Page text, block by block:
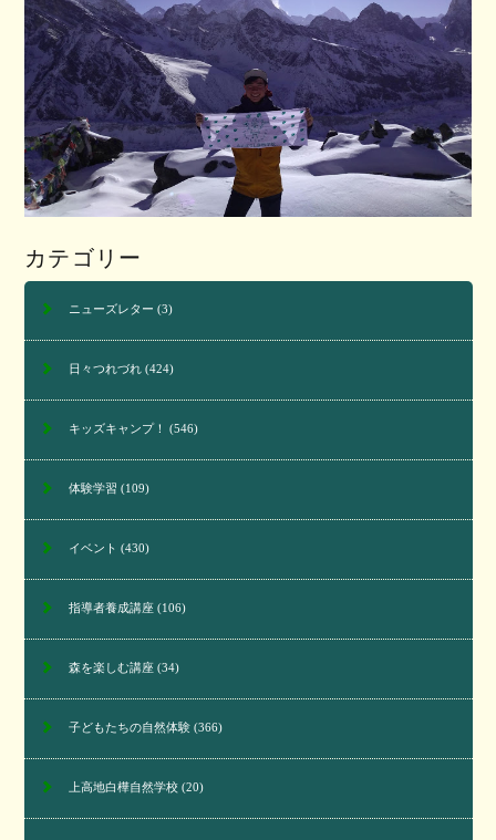
カテゴリー
ニューズレター (3)
日々つれづれ(424)
キッズキャンプ！ (546)
体験学習 (109)
イベント (430)
指導者養成講座(106)
森を楽しむ講座(34)
子どもたちの自然体験(366)
上高地白樺自然学校(20)